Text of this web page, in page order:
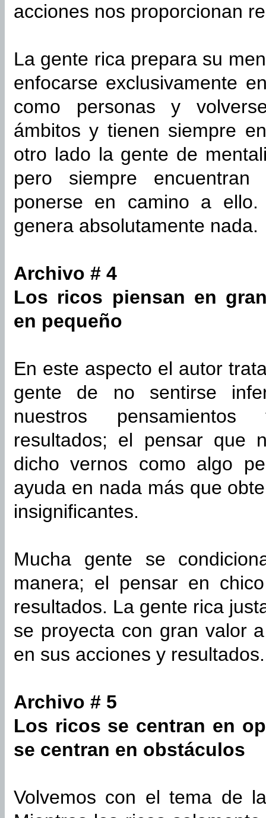
acciones nos proporcionan
La gente rica prepara su
enfocarse exclusivamente
como personas y
ámbitos y tienen siempre
otro lado la gente de
pero siempre
ponerse en camino a
genera absolutamente nada.
Archivo # 4
Los ricos piensan en
en pequeño
En este aspecto el autor
gente de no sentirse
nuestros
resultados; el pensar que
dicho vernos como algo
ayuda en nada más que
insignificantes.
Mucha gente se
manera; el pensar en
resultados. La gente rica
se proyecta con gran valor
en sus acciones y resultados.
Archivo # 5
Los ricos se centran en
se centran en obstáculos
Volvemos con el tema de